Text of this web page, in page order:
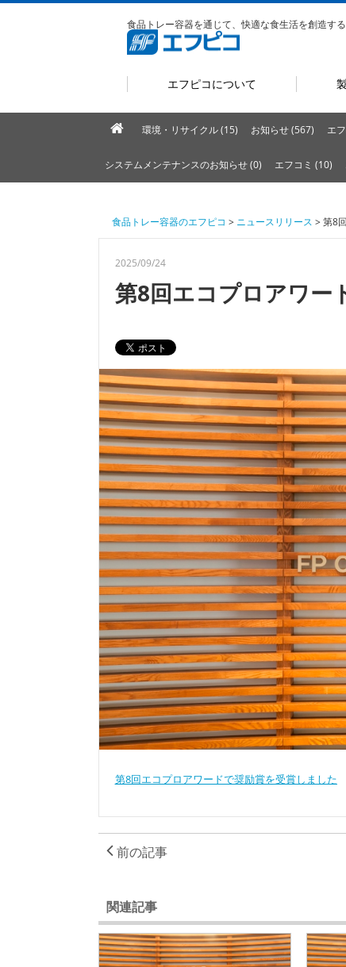
食品トレー容器を通じて、快適な食生活を創造する
エフピコについて
環境・リサイクル (15) お知らせ (567) エ
システムメンテナンスのお知らせ (0) エフコミ (10)
食品トレー容器のエフピコ > ニュースリリース > 第8
2025/09/24
第8回エコプロアワー
第8回エコプロアワードで奨励賞を受賞しました
前の記事
関連記事